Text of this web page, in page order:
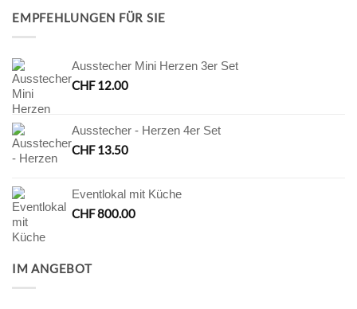
EMPFEHLUNGEN FÜR SIE
Ausstecher Mini Herzen 3er Set
CHF12.00
Ausstecher - Herzen 4er Set
CHF13.50
Eventlokal mit Küche
CHF800.00
IM ANGEBOT